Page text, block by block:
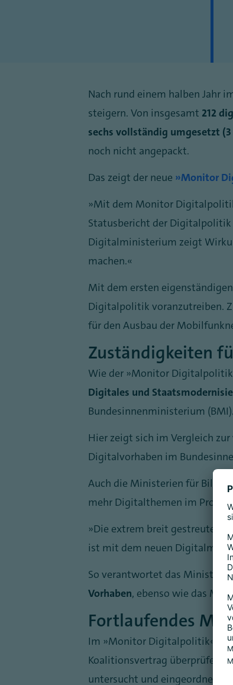
Nach rund einem halben Jahr
steigern. Von insgesamt 212
sechs vollständig umgesetzt
noch nicht angepackt.
Das zeigt der neue „Monitor
„Mit dem Monitor
Statusbericht der Digitalpolitik
Digitalministerium zeigt
machen.“
Mit dem ersten
Digitalpolitik voranzutreiben.
für den Ausbau der
Zuständigkeiten
Wie der „Monitor
Digitales und
Bundesinnenministerium (BMI).
Hier zeigt sich im Vergleich
Digitalvorhaben im
Auch die Ministerien für
mehr Digitalthemen im
„Die extrem breit gestreuten
ist mit dem neuen
So verantwortet das
Vorhaben, ebenso wie das
Fortlaufendes
Im „Monitor Digitalpolitik“
Koalitionsvertrag überprüfen.
untersucht und eingeordnet.